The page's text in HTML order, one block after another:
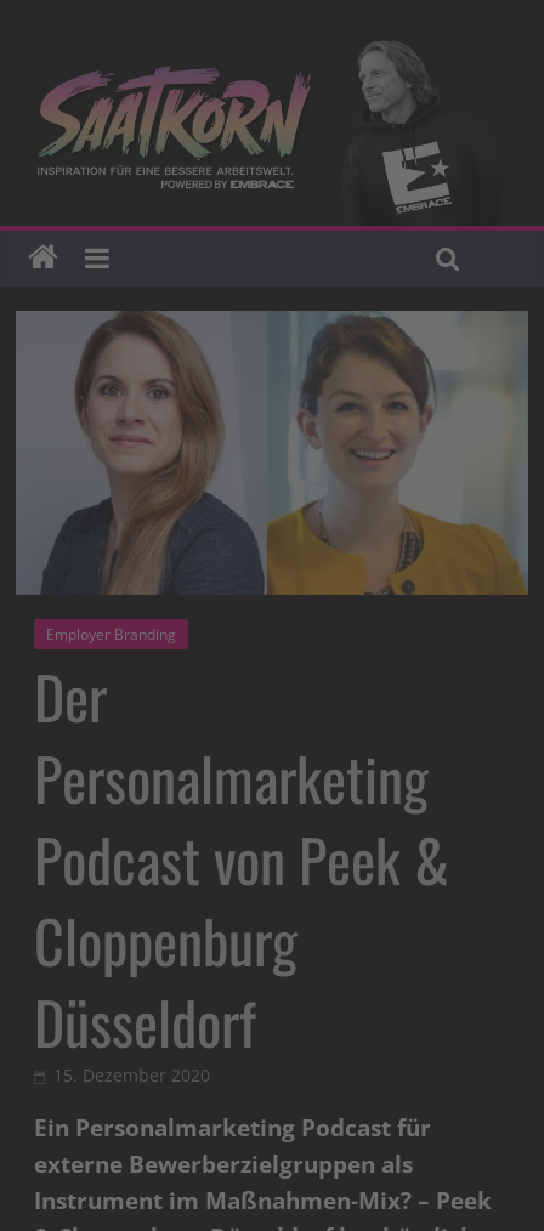
Employer Branding
Der
Personalmarketing
Podcast von Peek &
Cloppenburg
Düsseldorf
15. Dezember 2020
Ein Personalmarketing Podcast für
externe Bewerberzielgruppen als
Instrument im Maßnahmen-Mix? – Peek